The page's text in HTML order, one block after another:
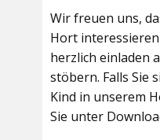
Wir freuen uns,
Hort
herzlich einladen
stöbern. Falls Sie
Kind in unserem
Sie unter